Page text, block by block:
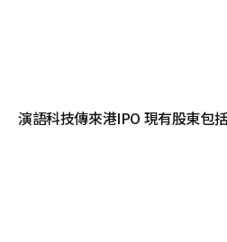
演語科技傳來港IPO 現有股東包